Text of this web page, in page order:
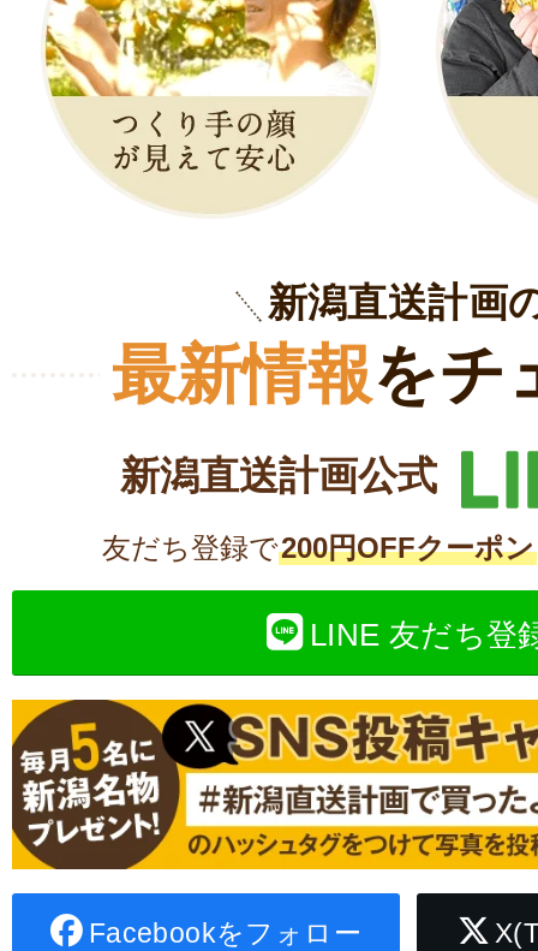
新潟直送計画
最新情報をチ
新潟直送計画公式
友だち登録で200円OFFクーポン
LINE 友だち登
Facebookをフォロー